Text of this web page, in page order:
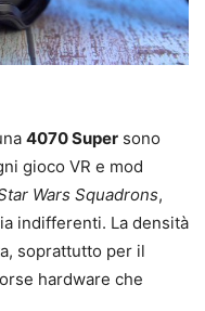
4070 Super sono
gioco VR e mod
Wars Squadrons,
indifferenti. La densità
soprattutto per il
hardware che